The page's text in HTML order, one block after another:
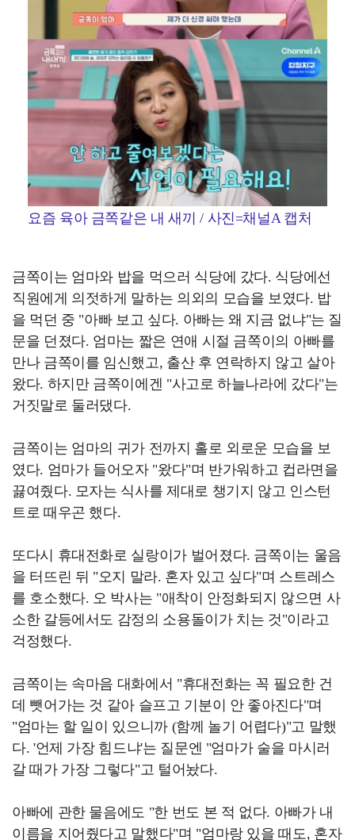
요즘 육아 금쪽같은 내 새끼 / 사진=채널A 캡처
금쪽이는 엄마와 밥을 먹으러 식당에 갔다. 식당에선
직원에게 의젓하게 말하는 의외의 모습을 보였다. 밥
을 먹던 중 "아빠 보고 싶다. 아빠는 왜 지금 없냐"는 질
문을 던졌다. 엄마는 짧은 연애 시절 금쪽이의 아빠를
만나 금쪽이를 임신했고, 출산 후 연락하지 않고 살아
왔다. 하지만 금쪽이에겐 "사고로 하늘나라에 갔다"는
거짓말로 둘러댔다.
금쪽이는 엄마의 귀가 전까지 홀로 외로운 모습을 보
였다. 엄마가 들어오자 "왔다"며 반가워하고 컵라면을
끓여줬다. 모자는 식사를 제대로 챙기지 않고 인스턴
트로 때우곤 했다.
또다시 휴대전화로 실랑이가 벌어졌다. 금쪽이는 울음
을 터뜨린 뒤 "오지 말라. 혼자 있고 싶다"며 스트레스
를 호소했다. 오 박사는 "애착이 안정화되지 않으면 사
소한 갈등에서도 감정의 소용돌이가 치는 것"이라고
걱정했다.
금쪽이는 속마음 대화에서 "휴대전화는 꼭 필요한 건
데 뺏어가는 것 같아 슬프고 기분이 안 좋아진다"며
"엄마는 할 일이 있으니까 (함께 놀기 어렵다)"고 말했
다. '언제 가장 힘드냐'는 질문엔 "엄마가 술을 마시러
갈 때가 가장 그렇다"고 털어놨다.
아빠에 관한 물음에도 "한 번도 본 적 없다. 아빠가 내
이름을 지어줬다고 말했다"며 "엄마랑 있을 때도, 혼자